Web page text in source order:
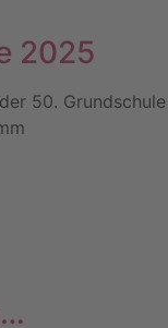
2025
50. Grundschule